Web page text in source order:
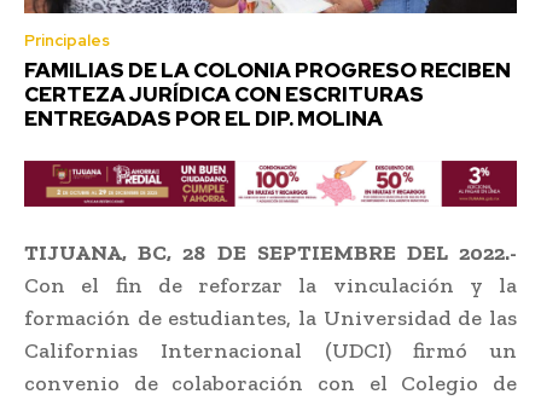
Principales
FAMILIAS DE LA COLONIA PROGRESO RECIBEN
CERTEZA JURÍDICA CON ESCRITURAS
ENTREGADAS POR EL DIP. MOLINA
TIJUANA, BC, 28 DE SEPTIEMBRE DEL 2022.-
Con el fin de reforzar la vinculación y la
formación de estudiantes, la Universidad de las
Californias Internacional (UDCI) firmó un
convenio de colaboración con el Colegio de